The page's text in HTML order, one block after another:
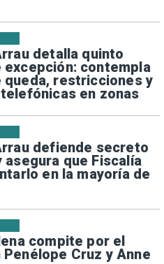
detalla quinto
excepción: contempla
queda, restricciones y
en zonas
defiende secreto
asegura que Fiscalía
en la mayoría de
compite por el
Penélope Cruz y Anne